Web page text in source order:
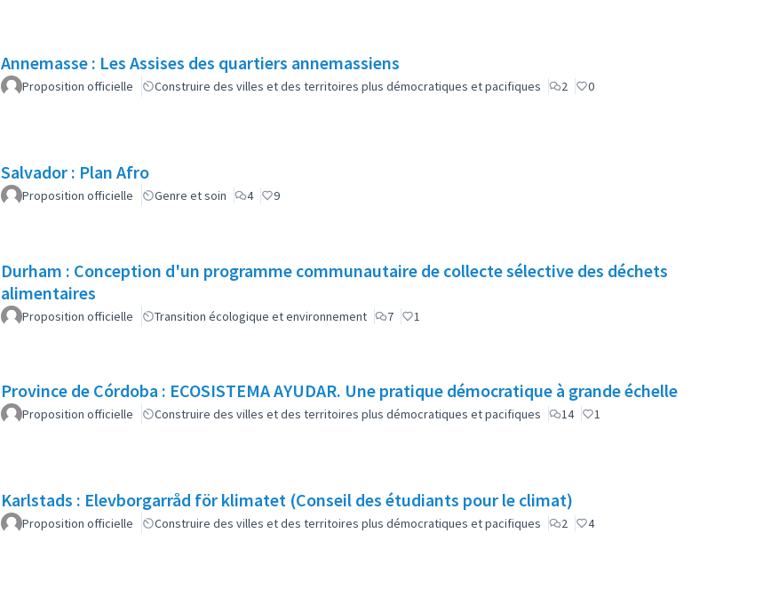
Annemasse : Les Assises des quartiers annemassiens
Proposition officielle Construire des villes et des territoires plus démocratiques et pacifiques 2 0
Salvador : Plan Afro
Proposition officielle Genre et soin 4 9
Durham : Conception d'un programme communautaire de collecte sélective des déchets
alimentaires
Proposition officielle Transition écologique et environnement 7 1
Province de Córdoba : ECOSISTEMA AYUDAR. Une pratique démocratique à grande échelle
Proposition officielle Construire des villes et des territoires plus démocratiques et pacifiques 14 1
Karlstads : Elevborgarråd för klimatet (Conseil des étudiants pour le climat)
Proposition officielle Construire des villes et des territoires plus démocratiques et pacifiques 2 4